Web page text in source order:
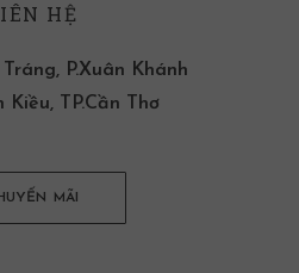
HỆ
P.Xuân Khánh
TP.Cần Thơ
MÃI